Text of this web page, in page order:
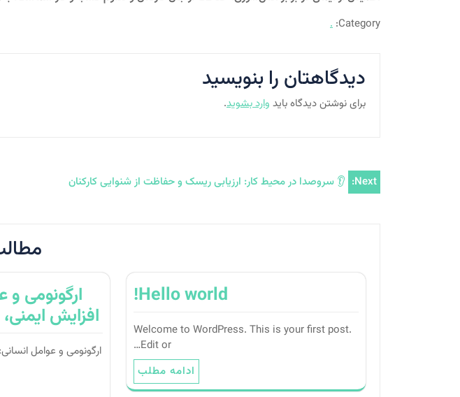
Category:
.
دیدگاهتان را بنویسید
برای نوشتن دیدگاه باید وارد بشوید.
راهبری
Next: 👂 سروصدا در محیط کار: ارزیابی ریسک و حفاظت از شنوایی کارکنان
Hello world!
Welcome to WordPress. This is your first post.
Edit or…
ادامه مطلب
ارگونومی و
افزایش
ارگونومی و عوامل